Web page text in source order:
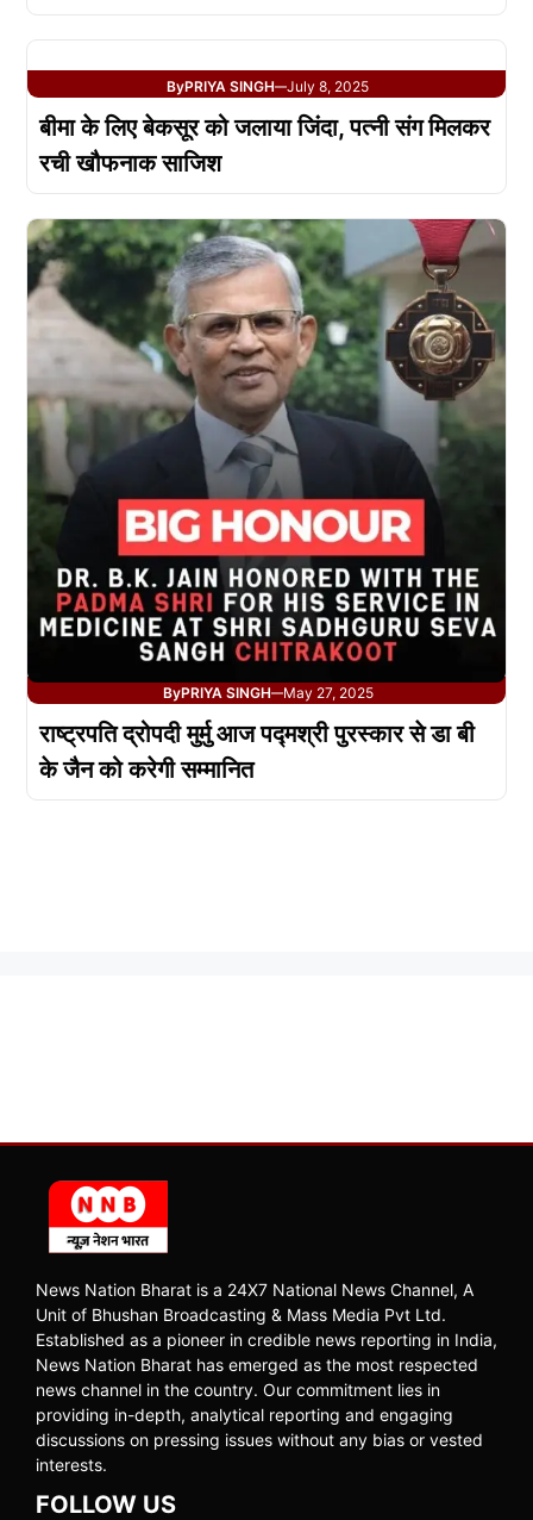
ByPRIYA SINGH—July 8, 2025
बीमा के लिए बेकसूर को जलाया जिंदा, पत्नी संग मिलकर
रची खौफनाक साजिश
ByPRIYA SINGH—May 27, 2025
राष्ट्रपति द्रोपदी मुर्मु आज पद्मश्री पुरस्कार से डा बी
के जैन को करेगी सम्मानित
News Nation Bharat is a 24X7 National News Channel, A
Unit of Bhushan Broadcasting & Mass Media Pvt Ltd.
Established as a pioneer in credible news reporting in India,
News Nation Bharat has emerged as the most respected
news channel in the country. Our commitment lies in
providing in-depth, analytical reporting and engaging
discussions on pressing issues without any bias or vested
interests.
FOLLOW US